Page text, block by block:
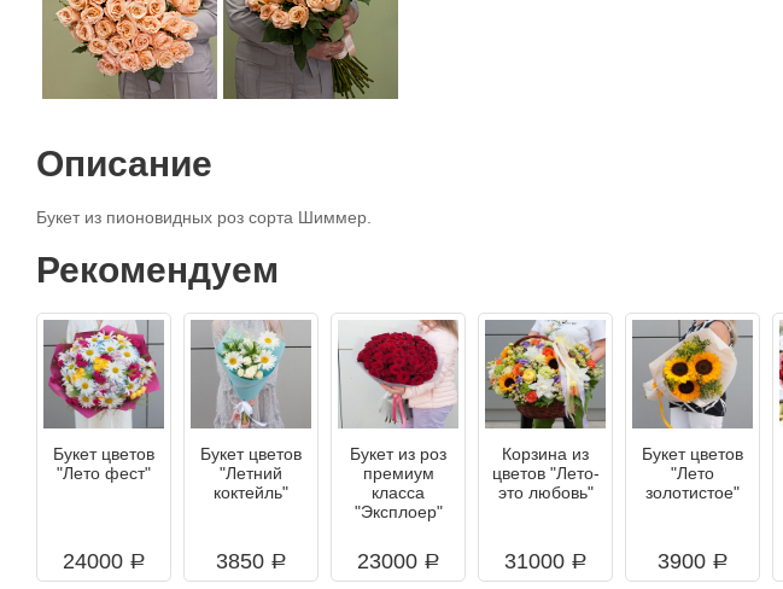
Описание
Букет из пионовидных роз сорта Шиммер.
Рекомендуем
Букет цветов
"Лето фест"
24000 a
Букет цветов
"Летний
коктейль"
3850 a
Букет из роз
премиум
класса
"Эксплоер"
23000 a
Корзина из
цветов "Лето-
это любовь"
31000 a
Букет цветов
"Лето
золотистое"
3900 a